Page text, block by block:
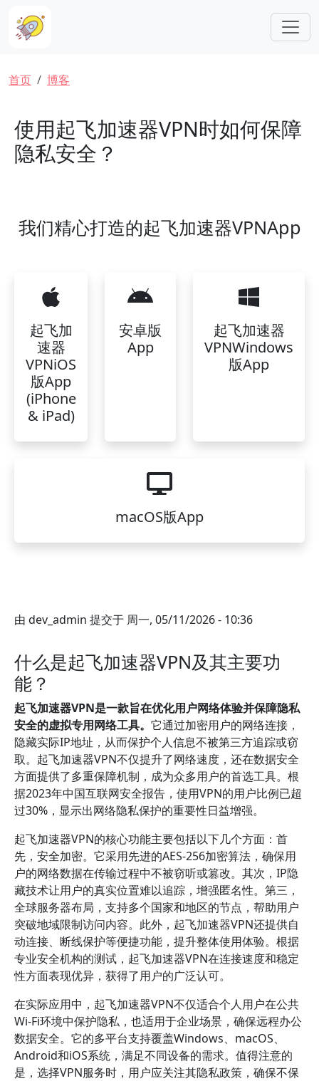
面包屑
首页 博客
使用起飞加速器VPN时如何保障
隐私安全？
我们精心打造的起飞加速器VPNApp
起飞加
速器
VPNiOS
版App
(iPhone
& iPad)
安卓版
App
起飞加速器
VPNWindows
版App
macOS版App
由 dev_admin 提交于 周一, 05/11/2026 - 10:36
什么是起飞加速器VPN及其主要功
能？
起飞加速器VPN是一款旨在优化用户网络体验并保障隐私
安全的虚拟专用网络工具。 它通过加密用户的网络连接，
隐藏实际IP地址，从而保护个人信息不被第三方追踪或窃
取。起飞加速器VPN不仅提升了网络速度，还在数据安全
方面提供了多重保障机制，成为众多用户的首选工具。根
据2023年中国互联网安全报告，使用VPN的用户比例已超
过30%，显示出网络隐私保护的重要性日益增强。
起飞加速器VPN的核心功能主要包括以下几个方面：首
先，安全加密。它采用先进的AES-256加密算法，确保用
户的网络数据在传输过程中不被窃听或篡改。其次，IP隐
藏技术让用户的真实位置难以追踪，增强匿名性。第三，
全球服务器布局，支持多个国家和地区的节点，帮助用户
突破地域限制访问内容。此外，起飞加速器VPN还提供自
动连接、断线保护等便捷功能，提升整体使用体验。根据
专业安全机构的测试，起飞加速器VPN在连接速度和稳定
性方面表现优异，获得了用户的广泛认可。
在实际应用中，起飞加速器VPN不仅适合个人用户在公共
Wi-Fi环境中保护隐私，也适用于企业场景，确保远程办公
数据安全。它的多平台支持覆盖Windows、macOS、
Android和iOS系统，满足不同设备的需求。值得注意的
是，选择VPN服务时，用户应关注其隐私政策，确保不保